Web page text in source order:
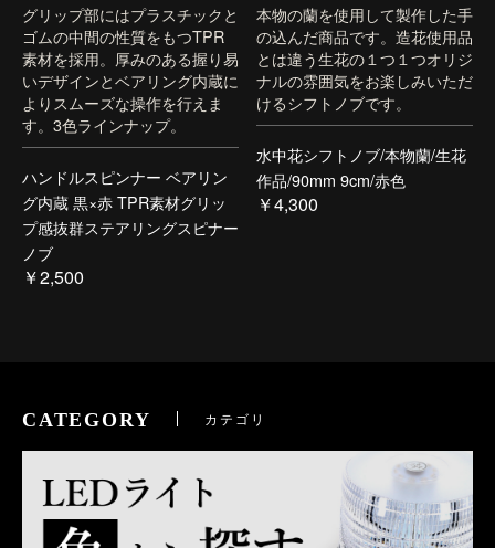
グリップ部にはプラスチックと
ゴムの中間の性質をもつTPR
素材を採用。厚みのある握り易
いデザインとベアリング内蔵に
よりスムーズな操作を行えま
す。3色ラインナップ。
ハンドルスピンナー ベアリン
グ内蔵 黒×赤 TPR素材グリッ
プ感抜群ステアリングスピナー
ノブ
￥2,500
本物の蘭を使用して製作した手
の込んだ商品です。造花使用品
とは違う生花の１つ１つオリジ
ナルの雰囲気をお楽しみいただ
けるシフトノブです。
水中花シフトノブ/本物蘭/生花
作品/90mm 9cm/赤色
￥4,300
CATEGORY カテゴリ